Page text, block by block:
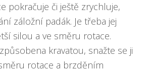
pokračuje či ještě zrychluje,
záložní padák. Je třeba jej
silou a ve směru rotace.
kravatou, snažte se ji
rotace a brzděním